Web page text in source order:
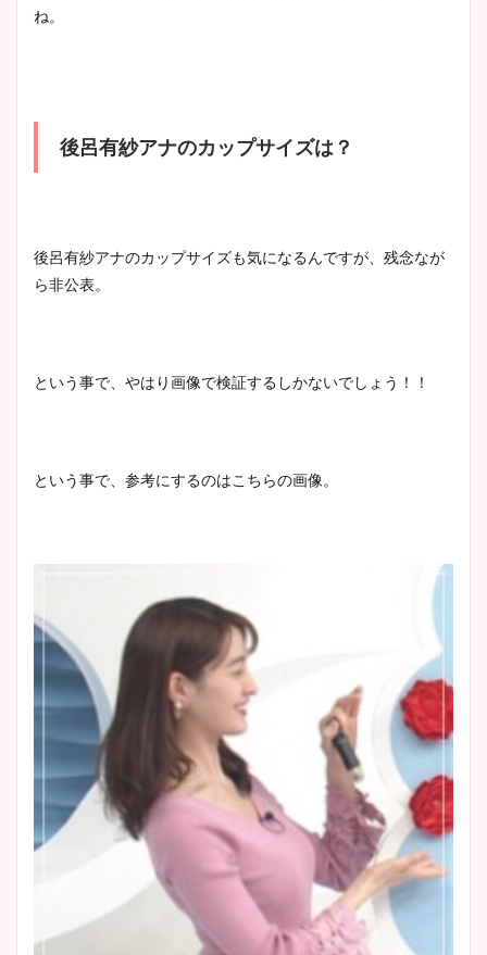
ね。
後呂有紗アナのカップサイズは？
後呂有紗アナのカップサイズも気になるんですが、残念なが
ら非公表。
という事で、やはり画像で検証するしかないでしょう！！
という事で、参考にするのはこちらの画像。